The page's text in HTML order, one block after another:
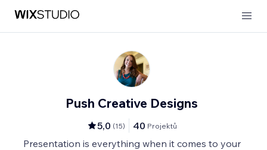
Push Creative Designs
5,0 (15) 40 Projektů
Presentation is everything when it comes to your